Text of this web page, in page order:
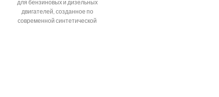
для бензиновых и дизельных
двигателей, созданное по
современной синтетической